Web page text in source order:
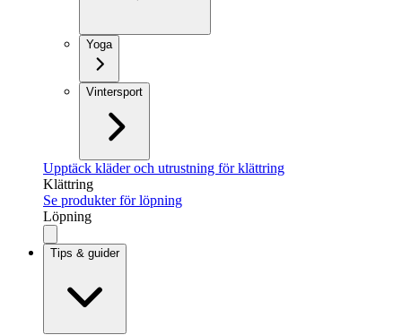
Yoga
Vintersport
Upptäck kläder och utrustning för klättring
Klättring
Se produkter för löpning
Löpning
Tips & guider